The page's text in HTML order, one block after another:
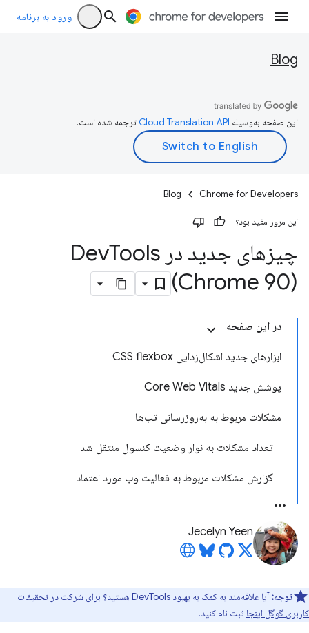
ورود به برنامه
Blog
این صفحه به‌وسیله ترجمه شده است.
Chrome for Developers
Blog
این مرور مفید بود؟
چیزهای جدید در Dev Tools
(Chrome 90)
در این صفحه
ابزارهای جدید اشکال‌زدایی CSS flexbox
پوشش جدید Core Web Vitals
مشکلات مربوط به به‌روزرسانی تب‌ها
تعداد مشکلات به نوار وضعیت کنسول منتقل شد
گزارش مشکلات مربوط به فعالیت وب مورد اعتماد
Jecelyn Yeen
توجه:آیا علاقه‌مند به کمک به بهبود DevTools هستید؟ برای شرکت در
تحقیقات
کاربری گوگل اینجا ثبت نام کنید.